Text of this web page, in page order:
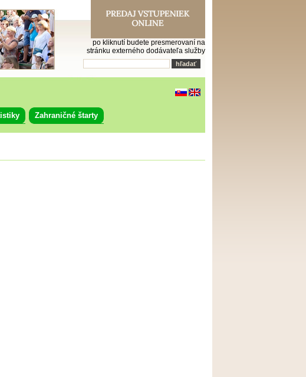
po kliknutí budete presmerovaní na
stránku externého dodávateľa služby
Zahraničné štarty